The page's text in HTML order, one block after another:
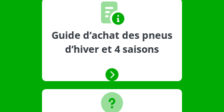
Guide d’achat des pneus
d’hiver et 4 saisons